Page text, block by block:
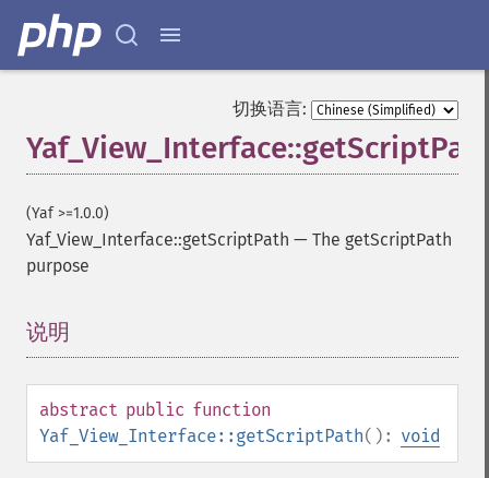
切换语言:
(Yaf >=1.0.0)
Yaf_View_Interface::getScriptPath — The getScriptPath
purpose
说明
abstract public function
Yaf_View_Interface::getScriptPath(): void